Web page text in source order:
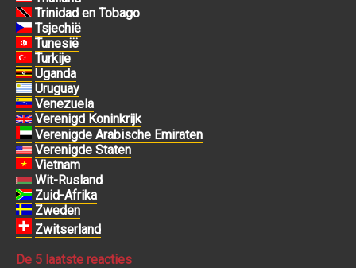
Trinidad en Tobago
Tsjechië
Tunesië
Turkije
Uganda
Uruguay
Venezuela
Verenigd Koninkrijk
Verenigde Arabische Emiraten
Verenigde Staten
Vietnam
Wit-Rusland
Zuid-Afrika
Zweden
Zwitserland
De 5 laatste reacties